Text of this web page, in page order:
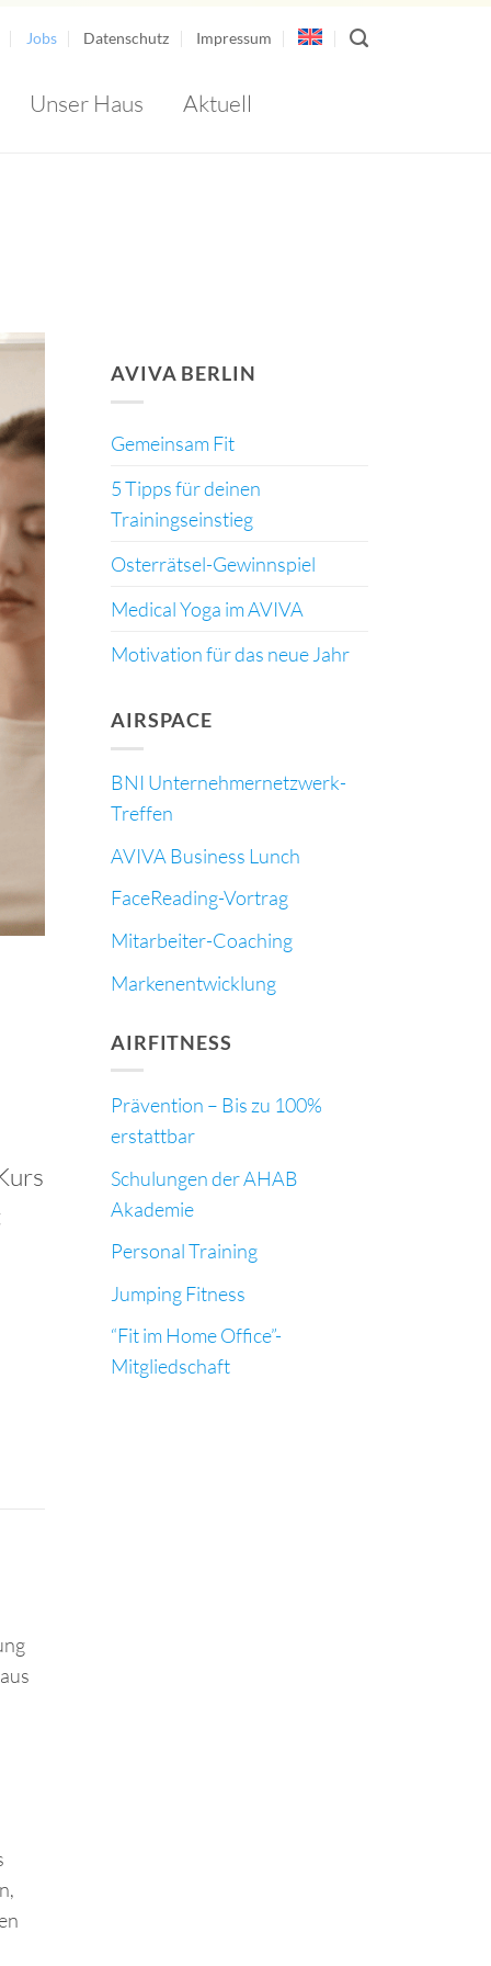
Jobs Datenschutz Impressum
Unser Haus Aktuell
AVIVA BERLIN
Gemeinsam Fit
5 Tipps für deinen
Trainingseinstieg
Osterrätsel-Gewinnspiel
Medical Yoga im AVIVA
Motivation für das neue Jahr
AIRSPACE
BNI Unternehmernetzwerk-
Treffen
AVIVA Business Lunch
FaceReading-Vortrag
Mitarbeiter-Coaching
Markenentwicklung
AIRFITNESS
Prävention – Bis zu 100%
erstattbar
Schulungen der AHAB
Akademie
Personal Training
Jumping Fitness
“Fit im Home Office”-
Mitgliedschaft